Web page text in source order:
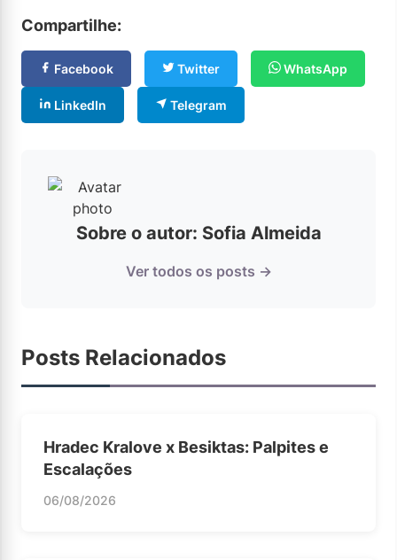
Compartilhe:
Facebook Twitter WhatsApp
LinkedIn Telegram
Sobre o autor: Sofia Almeida
Ver todos os posts →
Posts Relacionados
Hradec Kralove x Besiktas: Palpites e
Escalações
06/08/2026